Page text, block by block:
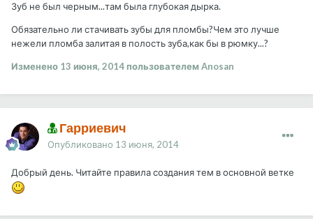
Зуб не был черным...там была глубокая дырка.
Обязательно ли стачивать зубы для пломбы?Чем это лучше
нежели пломба залитая в полость зуба,как бы в рюмку...?
Изменено 13 июня, 2014пользователем Anosan
Гарриевич
Опубликовано 13 июня, 2014
Добрый день. Читайте правила создания тем в основной ветке